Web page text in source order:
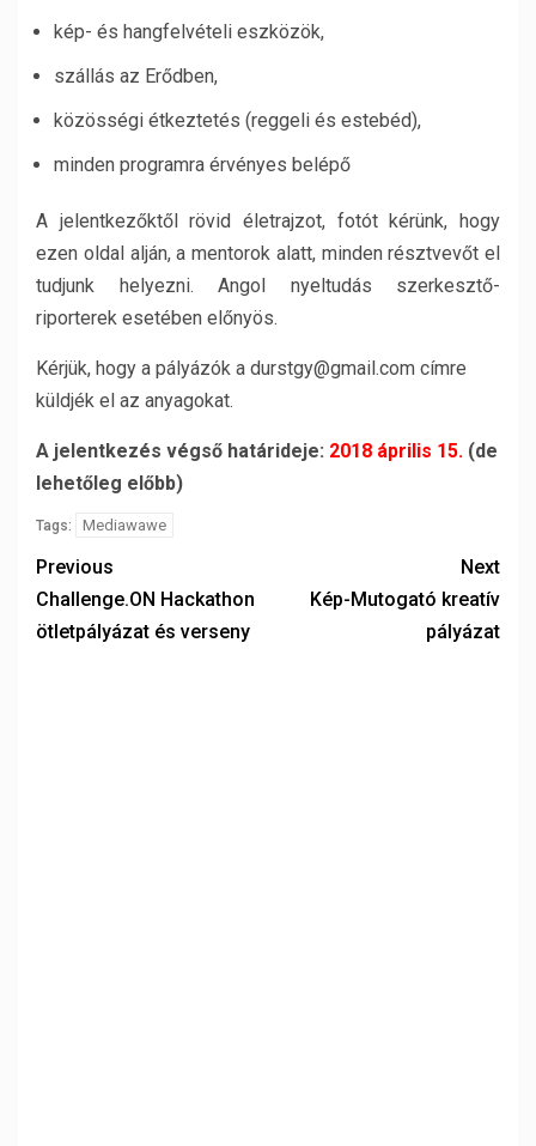
kép- és hangfelvételi eszközök,
szállás az Erődben,
közösségi étkeztetés (reggeli és estebéd),
minden programra érvényes belépő
A jelentkezőktől rövid életrajzot, fotót kérünk, hogy
ezen oldal alján, a mentorok alatt, minden résztvevőt el
tudjunk helyezni. Angol nyeltudás szerkesztő-
riporterek esetében előnyös.
Kérjük, hogy a pályázók a durstgy@gmail.com címre
küldjék el az anyagokat.
A jelentkezés végső határideje: 2018 április 15. (de
lehetőleg előbb)
Tags: Mediawawe
Previous
Challenge.ON Hackathon
ötletpályázat és verseny
Next
Kép-Mutogató kreatív
pályázat